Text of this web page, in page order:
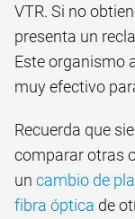
VTR. Si no
presenta un
Este organismo
muy efectivo
Recuerda que
comparar otras
un cambio de
fibra óptica de